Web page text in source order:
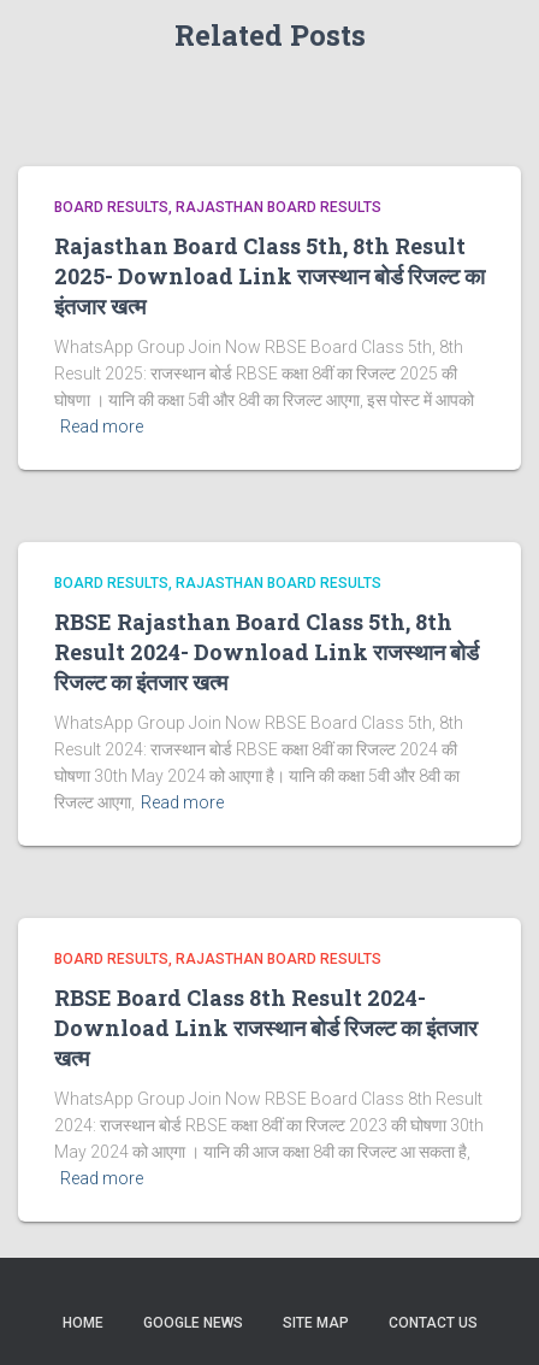
Related Posts
BOARD RESULTS RAJASTHAN BOARD RESULTS
Rajasthan Board Class 5th, 8th Result
2025- Download Link राजस्थान बोर्ड रिजल्‍ट का
इंतजार खत्‍म
WhatsApp Group Join Now RBSE Board Class 5th, 8th
Result 2025: राजस्‍थान बोर्ड RBSE कक्षा 8वीं का रिजल्ट 2025 की
घोषणा । यानि की कक्षा 5वी और 8वी का रिजल्ट आएगा, इस पोस्ट में आपको
Read more
BOARD RESULTS RAJASTHAN BOARD RESULTS
RBSE Rajasthan Board Class 5th, 8th
Result 2024- Download Link राजस्थान बोर्ड
रिजल्‍ट का इंतजार खत्‍म
WhatsApp Group Join Now RBSE Board Class 5th, 8th
Result 2024: राजस्‍थान बोर्ड RBSE कक्षा 8वीं का रिजल्ट 2024 की
घोषणा 30th May 2024 को आएगा है। यानि की कक्षा 5वी और 8वी का
रिजल्ट आएगा, Read more
BOARD RESULTS RAJASTHAN BOARD RESULTS
RBSE Board Class 8th Result 2024-
Download Link राजस्थान बोर्ड रिजल्‍ट का इंतजार
खत्‍म
WhatsApp Group Join Now RBSE Board Class 8th Result
2024: राजस्‍थान बोर्ड RBSE कक्षा 8वीं का रिजल्ट 2023 की घोषणा 30th
May 2024 को आएगा । यानि की आज कक्षा 8वी का रिजल्ट आ सकता है,
Read more
HOME GOOGLE NEWS SITE MAP CONTACT US